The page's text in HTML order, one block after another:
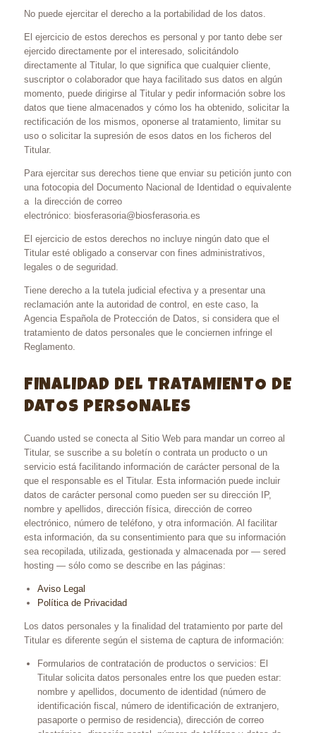
No puede ejercitar el derecho a la portabilidad de los datos.
El ejercicio de estos derechos es personal y por tanto debe ser
ejercido directamente por el interesado, solicitándolo
directamente al Titular, lo que significa que cualquier cliente,
suscriptor o colaborador que haya facilitado sus datos en algún
momento, puede dirigirse al Titular y pedir información sobre los
datos que tiene almacenados y cómo los ha obtenido, solicitar la
rectificación de los mismos, oponerse al tratamiento, limitar su
uso o solicitar la supresión de esos datos en los ficheros del
Titular.
Para ejercitar sus derechos tiene que enviar su petición junto con
una fotocopia del Documento Nacional de Identidad o equivalente
a la dirección de correo
electrónico: biosferasoria@biosferasoria.es
El ejercicio de estos derechos no incluye ningún dato que el
Titular esté obligado a conservar con fines administrativos,
legales o de seguridad.
Tiene derecho a la tutela judicial efectiva y a presentar una
reclamación ante la autoridad de control, en este caso, la
Agencia Española de Protección de Datos, si considera que el
tratamiento de datos personales que le conciernen infringe el
Reglamento.
FINALIDAD DEL TRATAMIENTO DE
DATOS PERSONALES
Cuando usted se conecta al Sitio Web para mandar un correo al
Titular, se suscribe a su boletín o contrata un producto o un
servicio está facilitando información de carácter personal de la
que el responsable es el Titular. Esta información puede incluir
datos de carácter personal como pueden ser su dirección IP,
nombre y apellidos, dirección física, dirección de correo
electrónico, número de teléfono, y otra información. Al facilitar
esta información, da su consentimiento para que su información
sea recopilada, utilizada, gestionada y almacenada por — sered
hosting — sólo como se describe en las páginas:
Aviso Legal
Política de Privacidad
Los datos personales y la finalidad del tratamiento por parte del
Titular es diferente según el sistema de captura de información:
Formularios de contratación de productos o servicios: El
Titular solicita datos personales entre los que pueden estar:
nombre y apellidos, documento de identidad (número de
identificación fiscal, número de identificación de extranjero,
pasaporte o permiso de residencia), dirección de correo